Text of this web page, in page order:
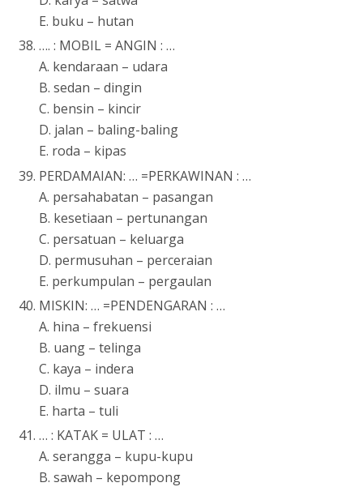
E. buku – hutan
…. : MOBIL = ANGIN : …
A. kendaraan – udara
B. sedan – dingin
C. bensin – kincir
D. jalan – baling-baling
E. roda – kipas
PERDAMAIAN: … =PERKAWINAN : …
A. persahabatan – pasangan
B. kesetiaan – pertunangan
C. persatuan – keluarga
D. permusuhan – perceraian
E. perkumpulan – pergaulan
MISKIN: … =PENDENGARAN : …
A. hina – frekuensi
B. uang – telinga
C. kaya – indera
D. ilmu – suara
E. harta – tuli
… : KATAK = ULAT : …
A. serangga – kupu-kupu
B. sawah – kepompong